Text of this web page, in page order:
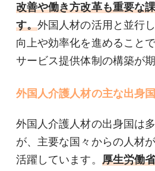
改善や働き方改革も重要な
す。外国人材の活用と並行
向上や効率化を進めること
サービス提供体制の構築が
外国人介護人材の主な出身
外国人介護人材の出身国は
が、主要な国々からの人材
活躍しています。 厚生労働